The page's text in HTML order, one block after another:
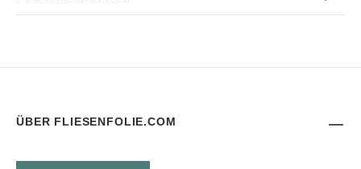
ÜBER FLIESENFOLIE.COM